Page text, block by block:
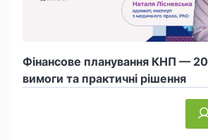
Фінансове планування КНП —
вимоги та практичні рішення